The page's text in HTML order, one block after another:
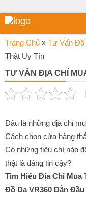
Trang Chủ » Tư Vấn Đồ
Thật Uy Tín
TƯ VẤN ĐỊA CHỈ
Đâu là những địa chỉ
Cách chọn cửa hàng
Có những tiêu chí nào
thật là đáng tin cậy?
Tìm Hiểu Địa Chỉ Mua
Đồ Da VR360 Dẫn